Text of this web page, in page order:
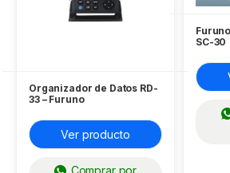
Organizador de Datos RD-
33 – Furuno
Ver producto
Comprar por
SC-30